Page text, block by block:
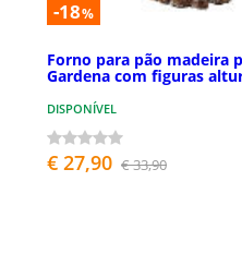
-18%
Forno para pão madeira
Gardena com figuras
DISPONÍVEL
€ 27,90 € 33,90